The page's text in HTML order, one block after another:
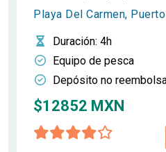
Playa Del Carmen,
Duración: 4h
Equipo de pesca
Depósito no
$12852 MXN